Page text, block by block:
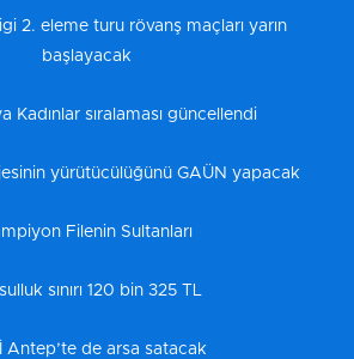
2. eleme turu rövanş maçları yarın
başlayacak
Kadınlar sıralaması güncellendi
yürütücülüğünü GAÜN yapacak
Filenin Sultanları
sınırı 120 bin 325 TL
Antep’te de arsa satacak